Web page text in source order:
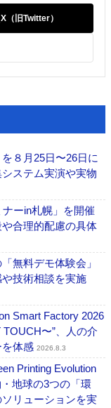
X（旧Twitter）
８月25日〜26日に
ステム実演や実物
ーin札幌」を開催
合理的配慮の具体
無料デモ体験会」
技術相談を実施
Smart Factory 2026
〜”、人の介
体感 2026.8.3
Printing Evolution
地球の3つの「環
リューションを実